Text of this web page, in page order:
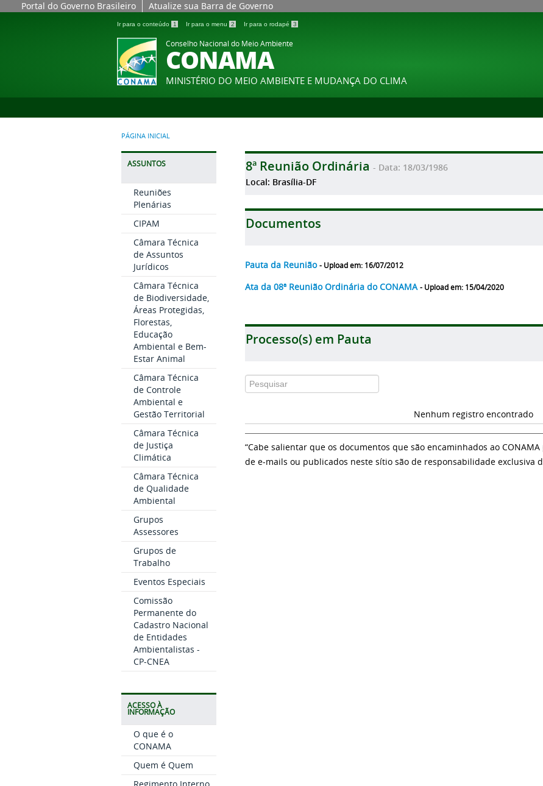
Portal do Governo Brasileiro Atualize sua Barra de Governo
Ir para o conteúdo 1 Ir para o menu 2 Ir para o rodapé 3
Conselho Nacional do Meio Ambiente
CONAMA
MINISTÉRIO DO MEIO AMBIENTE E MUDANÇA DO CLIMA
PÁGINA INICIAL
ASSUNTOS
Reuniões
Plenárias
CIPAM
Câmara Técnica
de Assuntos
Jurídicos
Câmara Técnica
de Biodiversidade,
Áreas Protegidas,
Florestas,
Educação
Ambiental e Bem-
Estar Animal
Câmara Técnica
de Controle
Ambiental e
Gestão Territorial
Câmara Técnica
de Justiça
Climática
Câmara Técnica
de Qualidade
Ambiental
Grupos
Assessores
Grupos de
Trabalho
Eventos Especiais
Comissão
Permanente do
Cadastro Nacional
de Entidades
Ambientalistas -
CP-CNEA
ACESSO À
INFORMAÇÃO
O que é o
CONAMA
Quem é Quem
8ª Reunião Ordinária - Data: 18/03/1986
Local: Brasília-DF
Documentos
Pauta da Reunião - Upload em: 16/07/2012
Ata da 08ª Reunião Ordinária do CONAMA - Upload em: 15/04/2020
Processo(s) em Pauta
Nenhum registro encontrado
“Cabe salientar que os documentos que são encaminhados ao
de e-mails ou publicados neste sítio são de responsabilidade exclusiva